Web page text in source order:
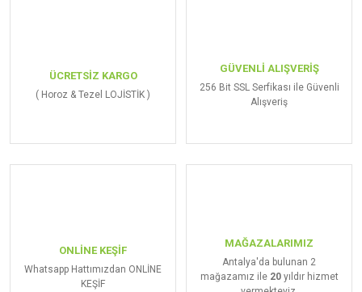
ÜCRETSİZ KARGO
( Horoz & Tezel LOJİSTİK )
GÜVENLİ ALIŞVERİŞ
256 Bit SSL Serfikası ile Güvenli
Alışveriş
ONLİNE KEŞİF
Whatsapp Hattımızdan ONLİNE
KEŞİF
MAĞAZALARIMIZ
Antalya'da bulunan 2
mağazamız ile 20yıldır hizmet